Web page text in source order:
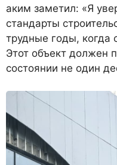
аким заметил: «Я
стандарты
трудные годы, когда
Этот объект должен
состоянии не один